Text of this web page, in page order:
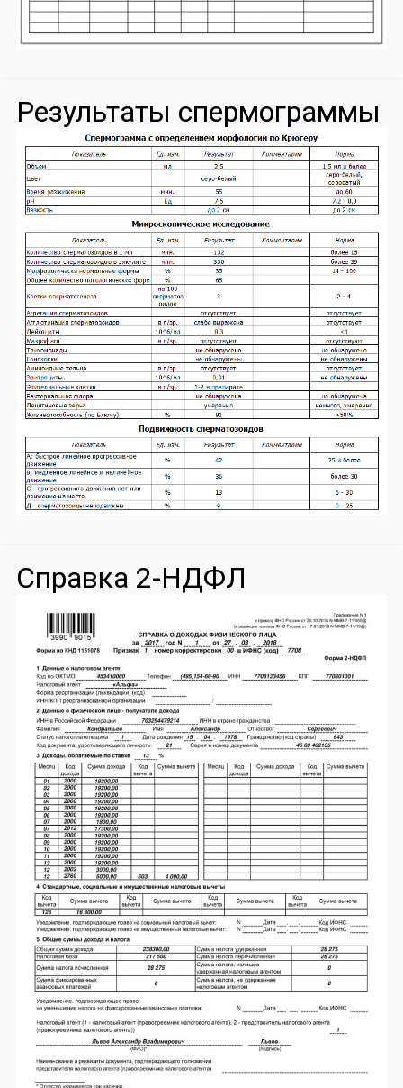
Результаты спермограммы
Справка 2-НДФЛ